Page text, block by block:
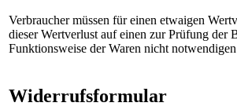
Verbraucher müssen für einen etwaigen
dieser Wertverlust auf einen zur Prüfung der
Funktionsweise der Waren nicht
Widerrufsformular